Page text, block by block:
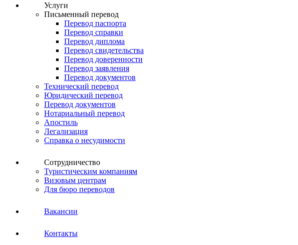
Услуги
Письменный перевод
Перевод паспорта
Перевод справки
Перевод диплома
Перевод свидетельства
Перевод доверенности
Перевод заявления
Перевод документов
Технический перевод
Юридический перевод
Перевод документов
Нотариальный перевод
Апостиль
Легализация
Справка о несудимости
Сотрудничество
Туристическим компаниям
Визовым центрам
Для бюро переводов
Вакансии
Контакты